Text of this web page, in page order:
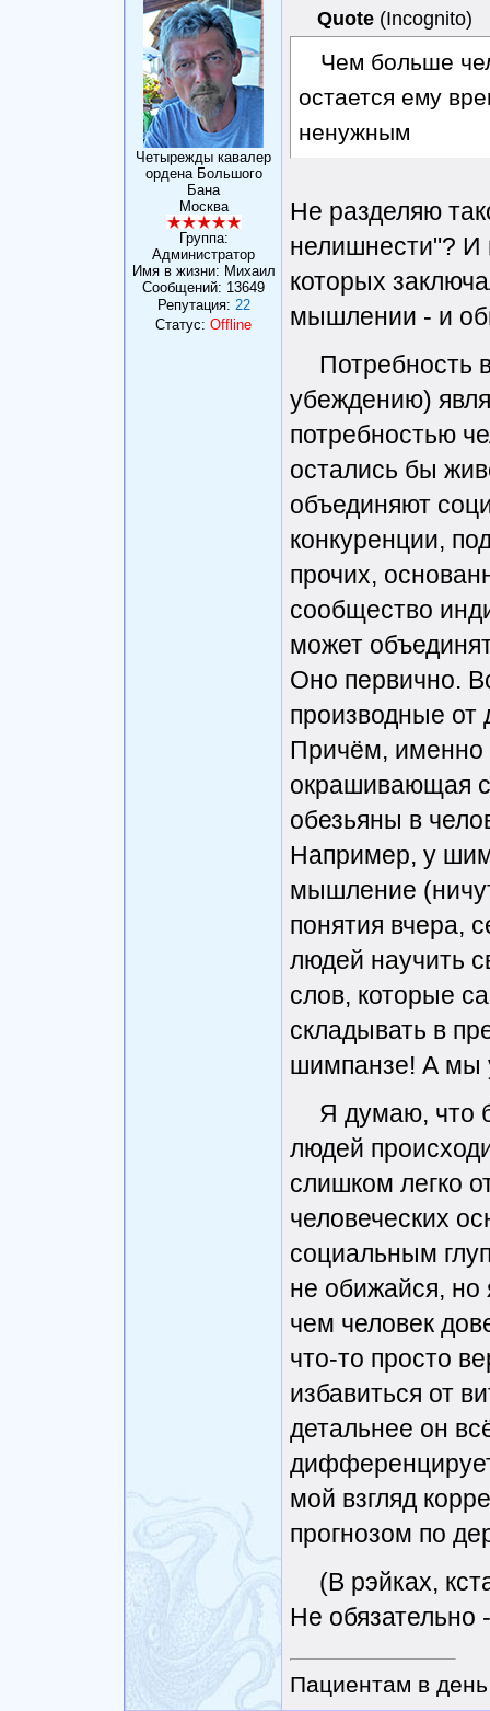
Четырежды кавалер
ордена Большого
Бана
Москва
Группа:
Администратор
Имя в жизни: Михаил
Сообщений: 13649
Репутация: 22
Статус: Offline
Quote (Incognito)
Чем больше
остается ему
ненужным
Не разделяю
нелишнести"? И
которых
мышлении - и
Потребность
убеждению)
потребностью
остались бы
объединяют
конкуренции,
прочих,
сообщество
может
Оно первично.
производные от
Причём, именно
окрашивающая
обезьяны в
Например, у
мышление
понятия вчера,
людей научить
слов, которые
складывать в
шимпанзе! А мы
Я думаю, что
людей
слишком легко
человеческих
социальным
не обижайся, но
чем человек
что-то просто
избавиться от
детальнее он
мой взгляд
прогнозом по
(В рэйках,
Не обязательно
Пациентам в